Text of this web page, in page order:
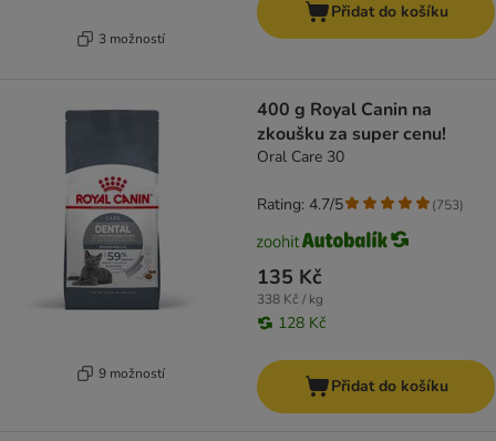
3 možností
Přidat do košíku
9 možností
400 g Royal Canin na
zkoušku za super cenu!
Oral Care 30
135 Kč
338 Kč / kg
128 Kč
Rating: 4.7/5 (753)
Přidat do košíku